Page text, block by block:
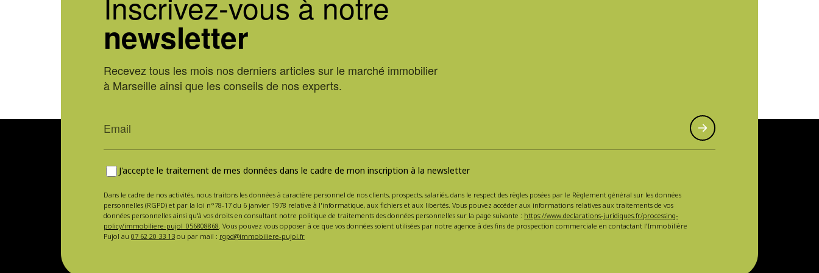
newsletter
Recevez tous les mois nos derniers articles sur le marché immobilier
à Marseille ainsi que les conseils de nos experts.
J'accepte le traitement de mes données dans le cadre de mon inscription à la newsletter
Dans le cadre de nos activités, nous traitons les données à caractère personnel de nos clients, prospects, salariés, dans le respect des règles posées par le Règlement général sur les données
personnelles (RGPD) et par la loi n°78-17 du 6 janvier 1978 relative à l'informatique, aux fichiers et aux libertés. Vous pouvez accéder aux informations relatives aux traitements de vos
données personnelles ainsi qu'à vos droits en consultant notre politique de traitements des données personnelles sur la page suivante : https://www.declarations-juridiques.fr/processing-
policy/immobiliere-pujol_056808868. Vous pouvez vous opposer à ce que vos données soient utilisées par notre agence à des fins de prospection commerciale en contactant l'Immobilière
Pujol au 07 62 20 33 13 ou par mail : rgpd@immobiliere-pujol.fr